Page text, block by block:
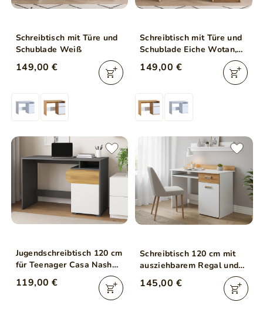
Schreibtisch mit Türe und
Schublade Weiß
149,00 €
Schreibtisch mit Türe und
Schublade Eiche Wotan,
Weiß
149,00 €
Jugendschreibtisch 120 cm
für Teenager Casa Nash
Eiche, Weiß, Grau
119,00 €
Schreibtisch 120 cm mit
ausziehbarem Regal und
Schublade, für einen
Teenager Lindo Weiß,
145,00 €